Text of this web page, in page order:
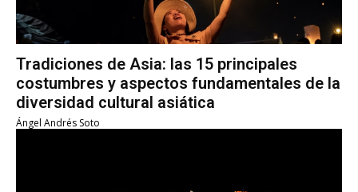
Tradiciones de Asia: las 15 principales
costumbres y aspectos fundamentales de la
diversidad cultural asiática
Ángel Andrés Soto